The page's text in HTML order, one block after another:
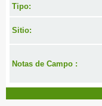
Tipo:
Sitio:
Notas de Campo :